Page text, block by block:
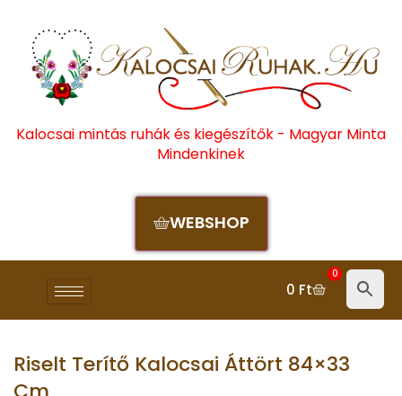
Kalocsai mintás ruhák és kiegészítők - Magyar Minta
Mindenkinek
WEBSHOP
0 Ft
0
Riselt Terítő Kalocsai Áttört 84×33